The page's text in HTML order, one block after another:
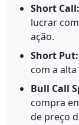
Short Call:
lucrar
ação.
Short Put:
com a
Bull Call
compra
de preço